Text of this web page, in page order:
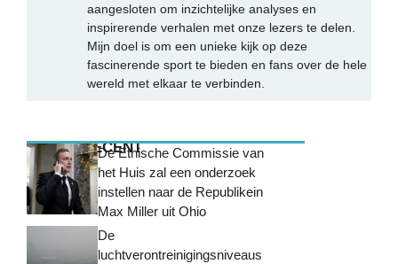
aangesloten om inzichtelijke analyses en
inspirerende verhalen met onze lezers te delen.
Mijn doel is om een unieke kijk op deze
fascinerende sport te bieden en fans over de hele
wereld met elkaar te verbinden.
MEEST RECENTDe Ethische Commissie van
het Huis zal een onderzoek
instellen naar de Republikein
Max Miller uit Ohio
De
luchtverontreinigingsniveaus